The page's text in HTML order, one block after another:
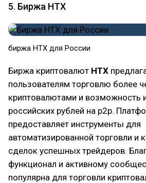
5. Биржа HTX
биржа HTX для России
Биржа криптовалют HTX
пользователям торговлю более
криптовалютами и возможность
российских рублей на p2p.
предоставляет инструменты для
автоматизированной торговли и
сделок успешных трейдеров.
функционал и активному
популярна для торговли